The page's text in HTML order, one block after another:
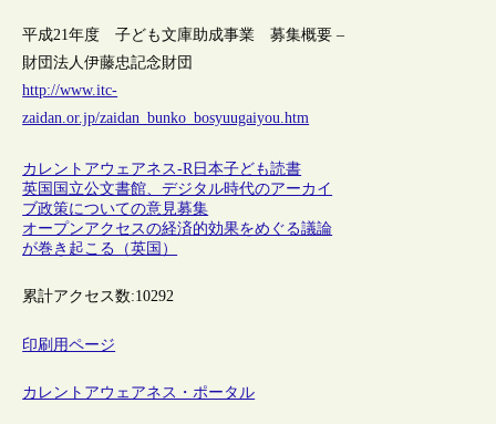
平成21年度 子ども文庫助成事業 募集概要 –
財団法人伊藤忠記念財団
http://www.itc-
zaidan.or.jp/zaidan_bunko_bosyuugaiyou.htm
カレントアウェアネス-R日本子ども読書
英国国立公文書館、デジタル時代のアーカイ
ブ政策についての意見募集
オープンアクセスの経済的効果をめぐる議論
が巻き起こる（英国）
累計アクセス数:10292
印刷用ページ
カレントアウェアネス・ポータル